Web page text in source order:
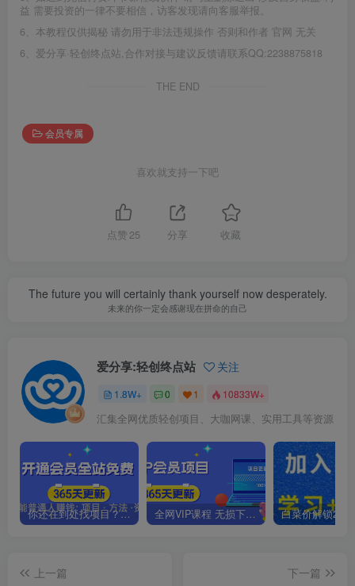
益 需要投资的一律不要相信，访客发现请向客服举报。
6、本教程仅供揭秘 请勿用于非法违规操作 否则和作者 官网 无关
6、爱分享·轻创终点站,合作对接与建议反馈请联系QQ:2238875818
THE END
会员专属
喜欢就支持一下吧
点赞 25 分享 收藏
The future you will certainly thank yourself now desperately.
未来的你一定会感谢现在拼命的自己
爱分享:轻创终点站 关注
1.8W+ 0 1 10833W+
汇集全网优质轻创项目、大咖网课、实用工具等资源
你还在到处找项目？还在当韭菜？我靠卖项目一个月收入5万+，曾经我也是个失败者。 全网VIP课程 无损下载~.~
上一篇
下一篇